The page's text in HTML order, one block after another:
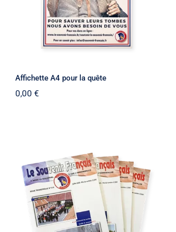
Affichette A4 pour la quête
0,00 €
Anciennes Revues du
Souvenir Français X100